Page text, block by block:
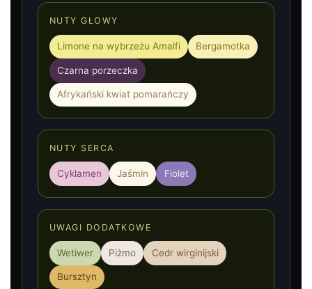
NUTY GŁOWY
Limone na wybrzeżu Amalfi Bergamotka
Czarna porzeczka
Afrykański kwiat pomarańczy
NUTY SERCA
Cyklamen Jaśmin Fiolet
UWAGI DODATKOWE
Wetiwer Piżmo Cedr wirginijski
Bursztyn